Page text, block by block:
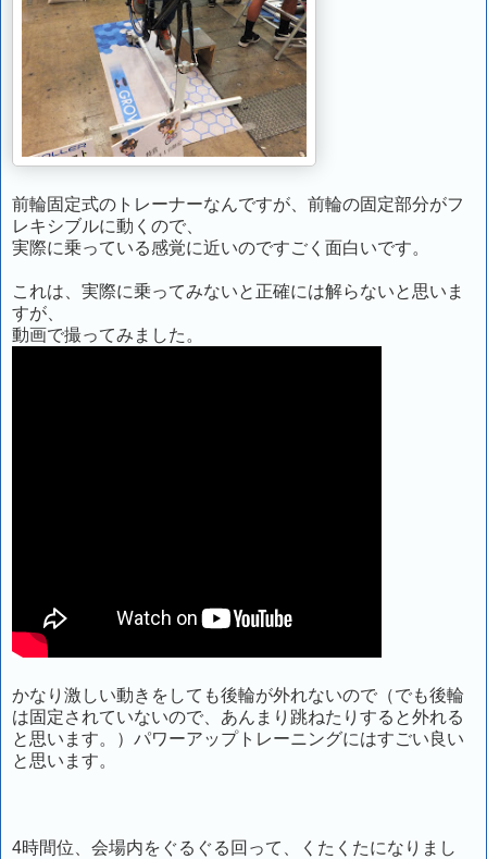
前輪固定式のトレーナーなんですが、前輪の固定部分がフ
レキシブルに動くので、
実際に乗っている感覚に近いのですごく面白いです。
これは、実際に乗ってみないと正確には解らないと思いま
すが、
動画で撮ってみました。
かなり激しい動きをしても後輪が外れないので（でも後輪
は固定されていないので、あんまり跳ねたりすると外れる
と思います。）パワーアップトレーニングにはすごい良い
と思います。
4時間位、会場内をぐるぐる回って、くたくたになりまし